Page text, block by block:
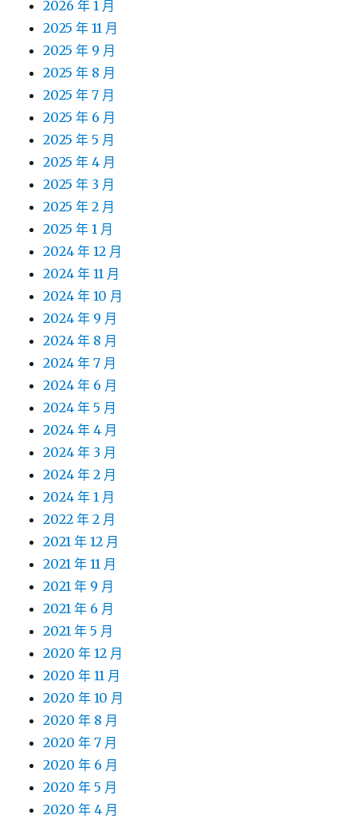
2026 年 1 月
2025 年 11 月
2025 年 9 月
2025 年 8 月
2025 年 7 月
2025 年 6 月
2025 年 5 月
2025 年 4 月
2025 年 3 月
2025 年 2 月
2025 年 1 月
2024 年 12 月
2024 年 11 月
2024 年 10 月
2024 年 9 月
2024 年 8 月
2024 年 7 月
2024 年 6 月
2024 年 5 月
2024 年 4 月
2024 年 3 月
2024 年 2 月
2024 年 1 月
2022 年 2 月
2021 年 12 月
2021 年 11 月
2021 年 9 月
2021 年 6 月
2021 年 5 月
2020 年 12 月
2020 年 11 月
2020 年 10 月
2020 年 8 月
2020 年 7 月
2020 年 6 月
2020 年 5 月
2020 年 4 月